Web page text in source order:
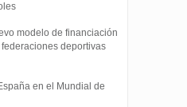
modelo de financiación
deportivas
en el Mundial de